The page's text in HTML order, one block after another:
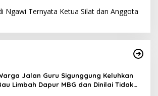
Ngawi Ternyata Ketua Silat dan Anggota
Jalan Guru Sigunggung Keluhkan
Limbah Dapur MBG dan Dinilai Tidak